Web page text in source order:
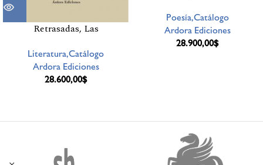
Retrasadas, Las
Literatura,Catálogo
Ardora Ediciones
28.600,00$
Poesía,Catálogo
Ardora Ediciones
28.900,00$